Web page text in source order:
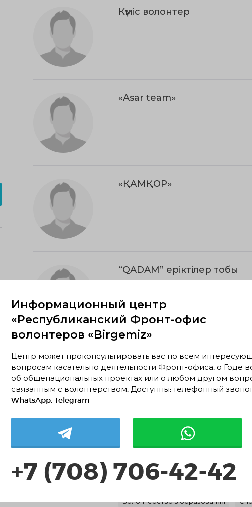
Күміс волонтер
«Asar team»
«ҚАМҚОР»
“QADAM” еріктілер тобы
HvRqBxiQZSzhgWPS
Методический центр
Астана, Астана
Экологическое волонтерство
Волонтёрство в образовании
Информационный центр
«Республиканский Фронт-офис
волонтеров «Birgemiz»
Центр может проконсультировать вас по всем
вопросам касательно деятельности Фронт-офиса, о Годе
об общенациональных проектах или о любом другом
связанным с волонтерством. Доступны: телефонный
WhatsApp, Telegram
+7 (708) 706-42-42